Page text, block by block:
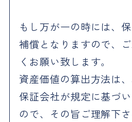
もし万が一の時には、
補償となりますので、
くお願い致します。
資産価値の算出方法は、
保証会社が規定に基づ
ので、その旨ご理解下さ